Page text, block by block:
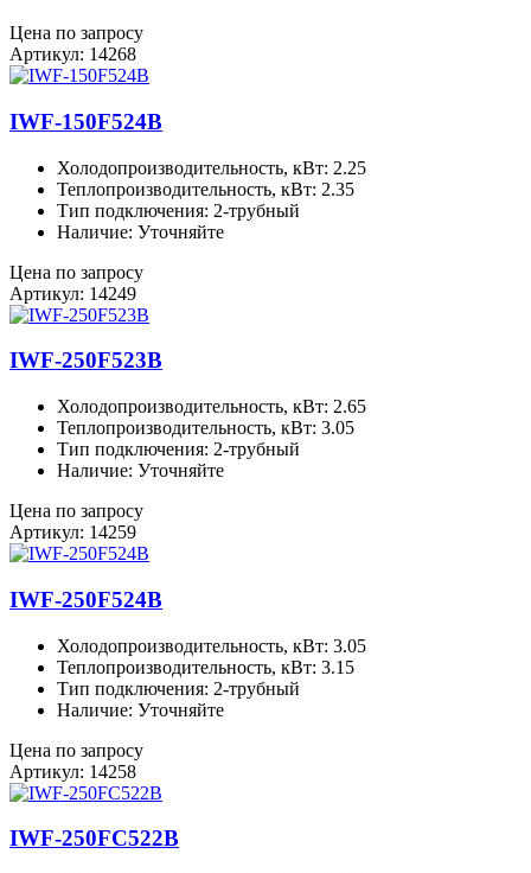
Цена по запросу
Артикул: 14268
IWF-150F524B
Холодопроизводительность, кВт: 2.25
Теплопроизводительность, кВт: 2.35
Тип подключения: 2-трубный
Наличие: Уточняйте
Цена по запросу
Артикул: 14249
IWF-250F523B
Холодопроизводительность, кВт: 2.65
Теплопроизводительность, кВт: 3.05
Тип подключения: 2-трубный
Наличие: Уточняйте
Цена по запросу
Артикул: 14259
IWF-250F524B
Холодопроизводительность, кВт: 3.05
Теплопроизводительность, кВт: 3.15
Тип подключения: 2-трубный
Наличие: Уточняйте
Цена по запросу
Артикул: 14258
IWF-250FC522B